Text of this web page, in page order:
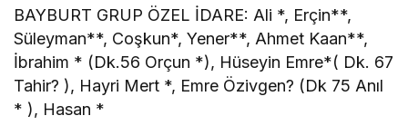
BAYBURT GRUP ÖZEL İDARE: Ali *, Erçin**,
Süleyman**, Coşkun*, Yener**, Ahmet Kaan**,
İbrahim * (Dk.56 Orçun *), Hüseyin Emre*( Dk. 67
Tahir? ), Hayri Mert *, Emre Özivgen? (Dk 75 Anıl
* ), Hasan *